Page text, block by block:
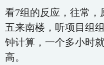
看7组的反应，往常，
五来南楼，听项目组
钟计算，一个多小时
高。